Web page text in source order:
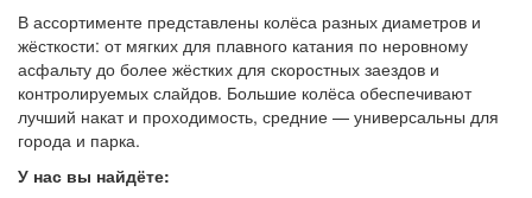
В ассортименте представлены колёса разных диаметров и
жёсткости: от мягких для плавного катания по неровному
асфальту до более жёстких для скоростных заездов и
контролируемых слайдов. Большие колёса обеспечивают
лучший накат и проходимость, средние — универсальны для
города и парка.
У нас вы найдёте: